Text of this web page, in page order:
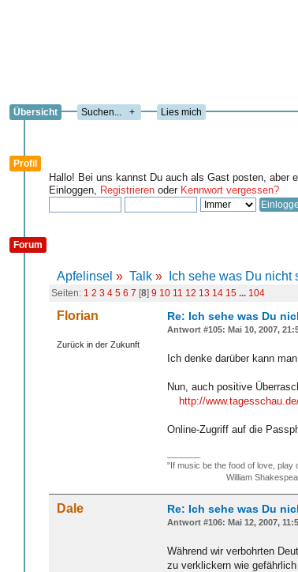
Übersicht + Lies mich
Profil
Hallo! Bei uns kannst Du auch als Gast posten, aber
Einloggen, Registrieren oder Kennwort vergessen?
Forum
Apfelinsel » Talk » Ich sehe was Du nicht
Seiten: 1 2 3 4 5 6 7 [8] 9 10 11 12 13 14 15 ... 104
Florian
Zurück in der Zukunft
Re: Ich sehe was Du
Antwort #105: Mai 10, 2007,
Ich denke darüber kann
Nun, auch positive
http://
Online-Zugriff auf die
"If music be the food of love, play
William
Dale Re: Ich sehe was Du
Antwort #106: Mai 12, 2007,
Während wir verbohrten
zu verklickern wie